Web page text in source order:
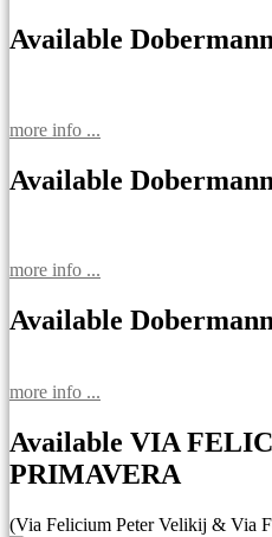
Available
more info ...
Available
more info ...
Available
more info ...
Available VIA
PRIMAVERA
(Via Felicium Peter Velikij & Via